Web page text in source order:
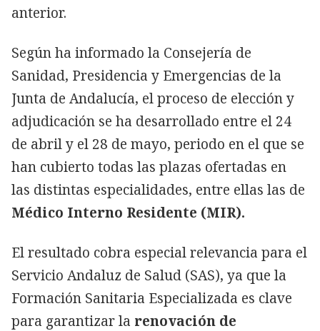
anterior.
Según ha informado la Consejería de
Sanidad, Presidencia y Emergencias de la
Junta de Andalucía, el proceso de elección y
adjudicación se ha desarrollado entre el 24
de abril y el 28 de mayo, periodo en el que se
han cubierto todas las plazas ofertadas en
las distintas especialidades, entre ellas las de
Médico Interno Residente (MIR).
El resultado cobra especial relevancia para el
Servicio Andaluz de Salud (SAS), ya que la
Formación Sanitaria Especializada es clave
para garantizar la renovación de